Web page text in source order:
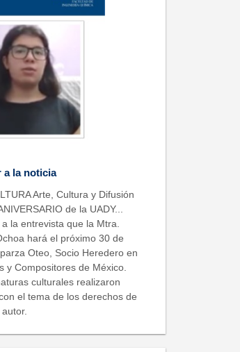
a la noticia
Arte, Cultura y Difusión
de la UADY...
la entrevista que la Mtra.
hará el próximo 30 de
Oteo, Socio Heredero en
y Compositores de México.
culturales realizaron
el tema de los derechos de
autor.